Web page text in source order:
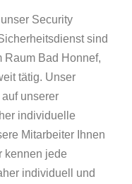
Security
sind
Raum Bad Honnef,
tätig. Unser
unserer
individuelle
Mitarbeiter Ihnen
kennen jede
individuell und